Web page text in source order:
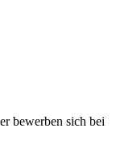
bewerben sich bei